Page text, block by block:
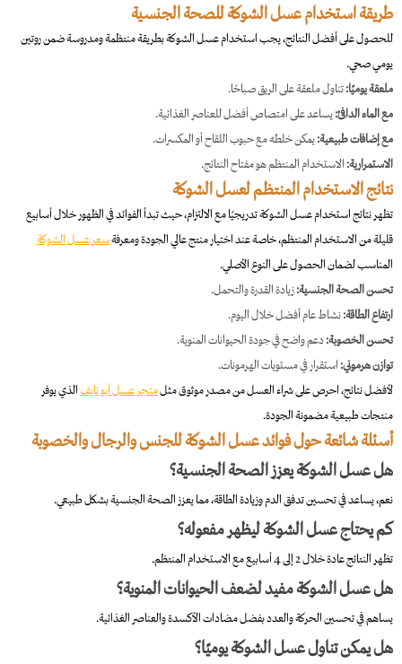
طريقة استخدام عسل الشوكة للصحة الجنسية
للحصول على أفضل النتائج، يجب استخدام عسل الشوكة بطريقة منتظمة ومدروسة ضمن روتين
يومي صحي.
ملعقة يوميًا:تناول ملعقة على الريق صباحًا.
مع الماء الدافئ:يساعد على امتصاص أفضل للعناصر الغذائية.
مع إضافات طبيعية:يمكن خلطه مع حبوب اللقاح أو المكسرات.
الاستمرارية: الاستخدام المنتظم هو مفتاح النتائج.
نتائج الاستخدام المنتظم لعسل الشوكة
تظهر نتائج استخدام عسل الشوكة تدريجيًا مع الالتزام، حيث تبدأ الفوائد في الظهور خلال أسابيع
قليلة من الاستخدام المنتظم، خاصة عند اختيار منتج عالي الجودة ومعرفةسعر عسل الشوكة
المناسب لضمان الحصول على النوع الأصلي.
تحسن الصحة الجنسية:زيادة القدرة والتحمل.
ارتفاع الطاقة:نشاط عام أفضل خلال اليوم.
تحسن الخصوبة:دعم واضح في جودة الحيوانات المنوية.
توازن هرموني: استقرار في مستويات الهرمونات.
لأفضل نتائج، احرص على شراء العسل من مصدر موثوق مثلمتجر عسل أبو نايفالذي يوفر
منتجات طبيعية مضمونة الجودة.
أسئلة شائعة حول فوائد عسل الشوكة للجنس والرجال والخصوبة
هل عسل الشوكة يعزز الصحة الجنسية؟
نعم، يساعد في تحسين تدفق الدم وزيادة الطاقة، مما يعزز الصحة الجنسية بشكل طبيعي.
كم يحتاج عسل الشوكة ليظهر مفعوله؟
تظهر النتائج عادة خلال 2 إلى 4 أسابيع مع الاستخدام المنتظم.
هل عسل الشوكة مفيد لضعف الحيوانات المنوية؟
يساهم في تحسين الحركة والعدد بفضل مضادات الأكسدة والعناصر الغذائية.
هل يمكن تناول عسل الشوكة يوميًا؟